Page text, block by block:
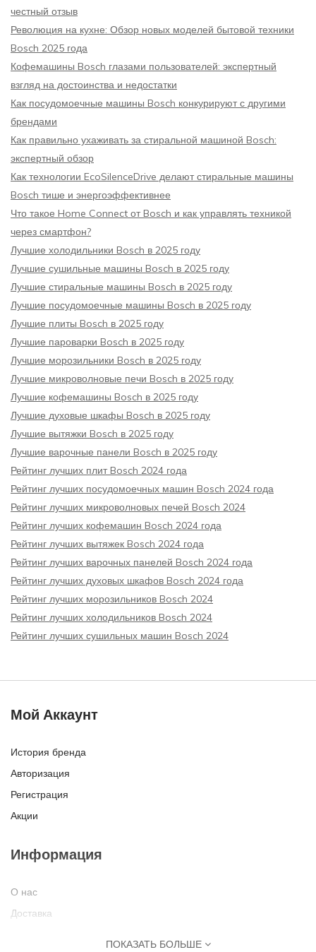
честный отзыв
Революция на кухне: Обзор новых моделей бытовой техники
Bosch 2025 года
Кофемашины Bosch глазами пользователей: экспертный
взгляд на достоинства и недостатки
Как посудомоечные машины Bosch конкурируют с другими
брендами
Как правильно ухаживать за стиральной машиной Bosch:
экспертный обзор
Как технологии EcoSilenceDrive делают стиральные машины
Bosch тише и энергоэффективнее
Что такое Home Connect от Bosch и как управлять техникой
через смартфон?
Лучшие холодильники Bosch в 2025 году
Лучшие сушильные машины Bosch в 2025 году
Лучшие стиральные машины Bosch в 2025 году
Лучшие посудомоечные машины Bosch в 2025 году
Лучшие плиты Bosch в 2025 году
Лучшие пароварки Bosch в 2025 году
Лучшие морозильники Bosch в 2025 году
Лучшие микроволновые печи Bosch в 2025 году
Лучшие кофемашины Bosch в 2025 году
Лучшие духовые шкафы Bosch в 2025 году
Лучшие вытяжки Bosch в 2025 году
Лучшие варочные панели Bosch в 2025 году
Рейтинг лучших плит Bosch 2024 года
Рейтинг лучших посудомоечных машин Bosch 2024 года
Рейтинг лучших микроволновых печей Bosch 2024
Рейтинг лучших кофемашин Bosch 2024 года
Рейтинг лучших вытяжек Bosch 2024 года
Рейтинг лучших варочных панелей Bosch 2024 года
Рейтинг лучших духовых шкафов Bosch 2024 года
Рейтинг лучших морозильников Bosch 2024
Рейтинг лучших холодильников Bosch 2024
Рейтинг лучших сушильных машин Bosch 2024
Мой Аккаунт
История бренда
Авторизация
Регистрация
Акции
Информация
О нас
Доставка
ПОКАЗАТЬ БОЛЬШЕ